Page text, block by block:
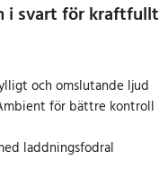
i svart för kraftfullt
och omslutande ljud
för bättre kontroll
laddningsfodral